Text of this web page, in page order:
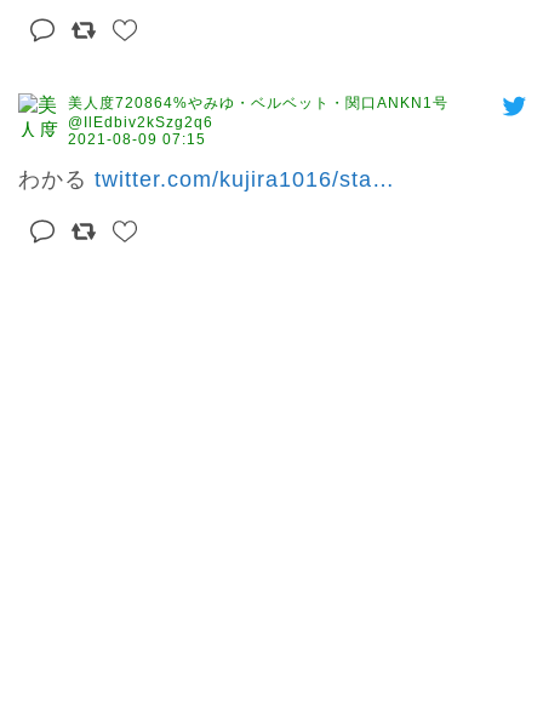
美人度720864%やみゆ・ベルベット・関口ANKN1号
@IlEdbiv2kSzg2q6
2021-08-09 07:15
わかる twitter.com/kujira1016/sta…